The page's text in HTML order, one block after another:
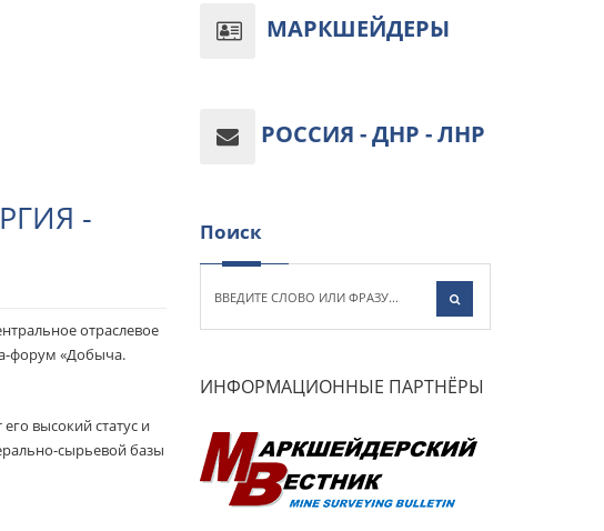
-
отраслевое
форум «Добыча.
высокий статус и
сырьевой базы
МАРКШЕЙДЕРЫ
РОССИЯ - ДНР - ЛНР
Поиск
ИНФОРМАЦИОННЫЕ ПАРТНЁРЫ